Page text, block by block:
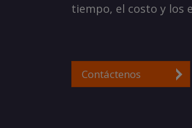
tiempo, el costo y los
Contáctenos